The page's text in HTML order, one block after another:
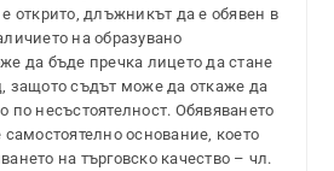
е открито, длъжникът да е обявен в
на образувано
да бъде пречка лицето да стане
защото съдът може да откаже да
по несъстоятелност. Обявяването
самостоятелно основание, което
на търговско качество – чл.